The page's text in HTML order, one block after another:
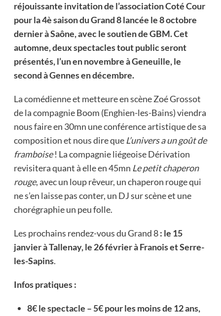
réjouissante invitation de l’association Coté Cour
pour la 4è saison du Grand 8 lancée le 8 octobre
dernier à Saône, avec le soutien de GBM. Cet
automne, deux spectacles tout public seront
présentés, l’un en novembre à Geneuille, le
second à Gennes en décembre.
La comédienne et metteure en scène Zoé Grossot
de la compagnie Boom (Enghien-les-Bains) viendra
nous faire en 30mn une conférence artistique de sa
composition et nous dire que L’univers a un goût de
framboise! La compagnie liégeoise Dérivation
revisitera quant à elle en 45mn Le petit chaperon
rouge, avec un loup rêveur, un chaperon rouge qui
ne s’en laisse pas conter, un DJ sur scène et une
chorégraphie un peu folle.
Les prochains rendez-vous du Grand 8: le 15
janvier à Tallenay, le 26 février à Franois et Serre-
les-Sapins.
Infos pratiques :
8€ le spectacle – 5€ pour les moins de 12 ans,